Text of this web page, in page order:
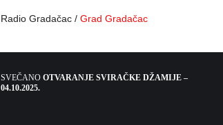
Radio Gradačac / Grad Gradačac
SVEČANO OTVARANJE SVIRAČKE DŽAMIJE –
04.10.2025.